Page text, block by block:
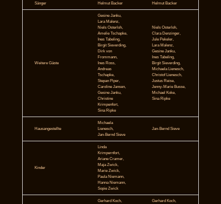
Sänger Helmut Backer Helmut Backer
Weitere Gäste
Gesine Janku,
Lara Malenz,
Niels Osterloh,
Amelie Tschapke,
Ines Tabeling,
Birgit Sieverding,
Dirk von
Frommann,
Ines Ross,
Andreas
Tschapke,
Stepan Piper,
Caroline Jansen,
Gesine Janku,
Christine
Krimpenfort,
Sina Ripke
Niels Osterloh,
Clara Denzinger,
Jule Pekeler,
Lara Malenz,
Gesine Janku,
Ines Tabeling,
Birgit Sieverding,
Michaela Lienesch,
Christof Lienesch,
Justus Reise,
Jenny-Marie Busse,
Michael Koke,
Sina Ripke
Hausangestellte
Michaela
Lienesch,
Jan-Bernd Sieve
Jan-Bernd Sieve
Kinder
Linda
Krimpernfort,
Ariane Cramer,
Maja Zwick,
Marie Zwick,
Paula Niemann,
Hanna Niemann,
Sopie Zwick
Gerhard Koch, Gerhard Koch,